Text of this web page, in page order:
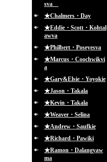
sva
★Chalmers・Day
★Eddie・Scott・Kohtal
awva
★Philbert・Poseyesva
★Marcus・Coochwikvi
a
★Gary&Elsie・Yoyokie
★Jason・Takala
★Kevin・Takala
★Weaver・Selina
★Andrew・Saufkie
★Richard・Pawiki
★Ramon・Dalangyaw
ma